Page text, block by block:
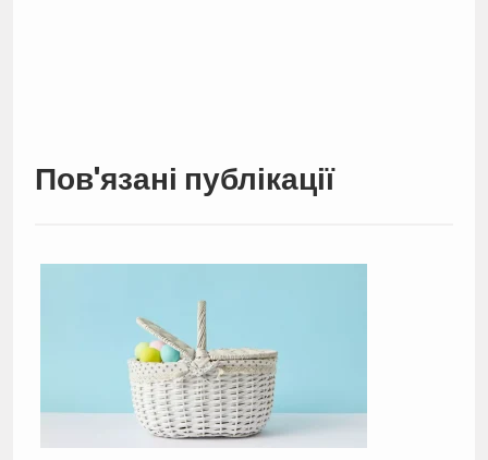
Пов'язані публікації